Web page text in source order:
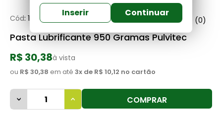
Inserir Continuar
Cód:140120 Pulvitec (0)
Pasta Lubrificante 950 Gramas Pulvitec
R$ 30,38à vista
ou R$ 30,38 em até 3x de R$ 10,12 no cartão
COMPRAR
revestimento
5º
argamassa
6º
telha
7º
tinta
8º
cimento
9º
vaso sanitário
10º janela